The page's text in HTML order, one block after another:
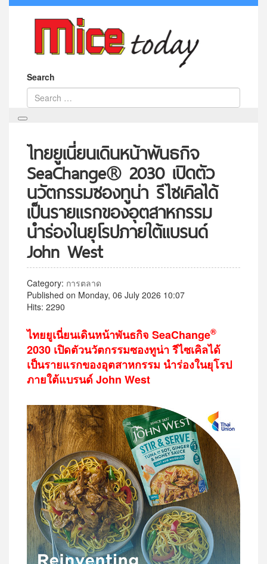
Search
ไทยยูเนี่ยนเดินหน้าพันธกิจ
SeaChange® 2030 เปิดตัว
นวัตกรรมซองทูน่า รีไซเคิลได้
เป็นรายแรกของอุตสาหกรรม
นำร่องในยุโรปภายใต้แบรนด์
John West
Category: การตลาด
Published on Monday, 06 July 2026 10:07
Hits: 2290
ไทยยูเนี่ยนเดินหน้าพันธกิจ SeaChange®
2030 เปิดตัวนวัตกรรมซองทูน่า รีไซเคิลได้
เป็นรายแรกของอุตสาหกรรม นำร่องในยุโรป
ภายใต้แบรนด์ John West